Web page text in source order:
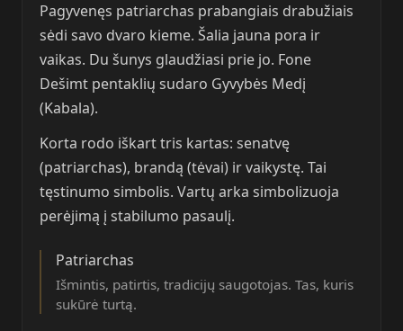
Pagyvenęs patriarchas prabangiais drabužiais
sėdi savo dvaro kieme. Šalia jauna pora ir
vaikas. Du šunys glaudžiasi prie jo. Fone
Dešimt pentaklių sudaro Gyvybės Medį
(Kabala).
Korta rodo iškart tris kartas: senatvę
(patriarchas), brandą (tėvai) ir vaikystę. Tai
tęstinumo simbolis. Vartų arka simbolizuoja
perėjimą į stabilumo pasaulį.
Patriarchas
Išmintis, patirtis, tradicijų saugotojas. Tas, kuris
sukūrė turtą.